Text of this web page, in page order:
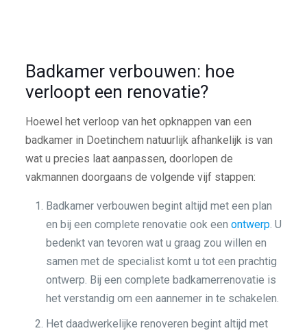
Badkamer verbouwen: hoe
verloopt een renovatie?
Hoewel het verloop van het opknappen van een
badkamer in Doetinchem natuurlijk afhankelijk is van
wat u precies laat aanpassen, doorlopen de
vakmannen doorgaans de volgende vijf stappen:
Badkamer verbouwen begint altijd met een plan
en bij een complete renovatie ook een ontwerp. U
bedenkt van tevoren wat u graag zou willen en
samen met de specialist komt u tot een prachtig
ontwerp. Bij een complete badkamerrenovatie is
het verstandig om een aannemer in te schakelen.
Het daadwerkelijke renoveren begint altijd met